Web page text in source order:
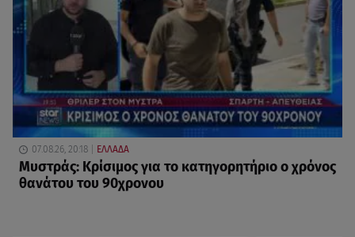
07.08.26, 20:18 ΕΛΛΑΔΑ
Μυστράς: Κρίσιμος για το κατηγορητήριο ο χρόνος
θανάτου του 90χρονου